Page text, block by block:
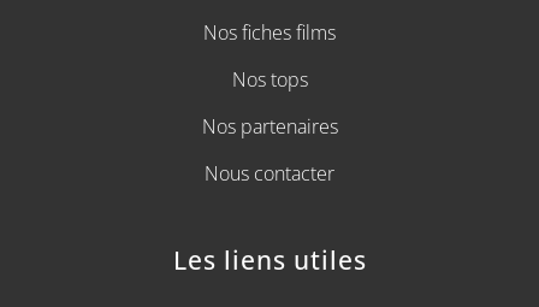
Nos fiches films
Nos tops
Nos partenaires
Nous contacter
Les liens utiles